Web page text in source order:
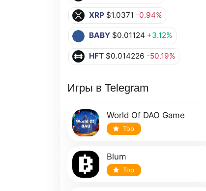
XRP $1.0371 -0.94%
BABY $0.01124 +3.12%
HFT $0.014226 -50.19%
Игры в Telegram
World Of DAO Game
Top
Blum
Top